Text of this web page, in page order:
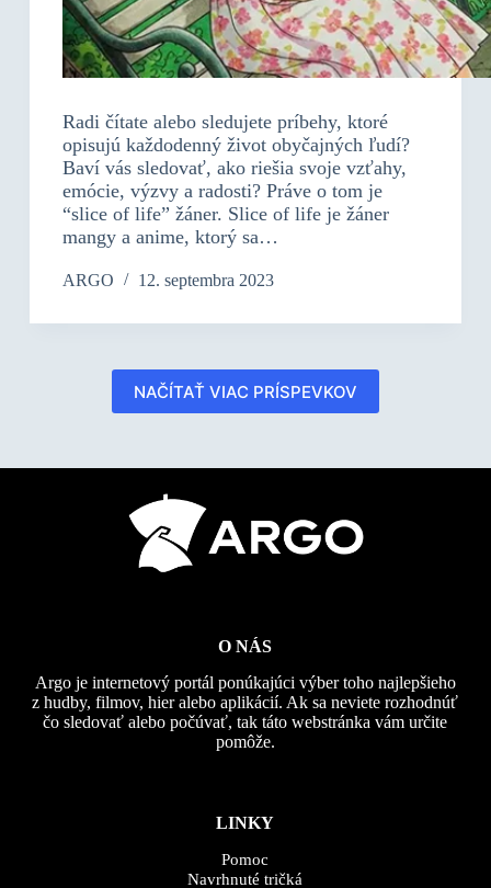
Radi čítate alebo sledujete príbehy, ktoré
opisujú každodenný život obyčajných ľudí?
Baví vás sledovať, ako riešia svoje vzťahy,
emócie, výzvy a radosti? Práve o tom je
“slice of life” žáner. Slice of life je žáner
mangy a anime, ktorý sa…
ARGO 12. septembra 2023
NAČÍTAŤ VIAC PRÍSPEVKOV
O NÁS
Argo je internetový portál ponúkajúci výber toho najlepšieho
z hudby, filmov, hier alebo aplikácií. Ak sa neviete rozhodnúť
čo sledovať alebo počúvať, tak táto webstránka vám určite
pomôže.
LINKY
Pomoc
Navrhnuté tričká